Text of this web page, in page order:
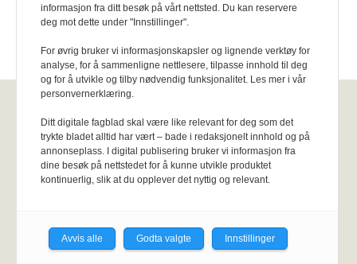
Fysioterapeuten
Kirkegata 15, Pb. 147 Sentrum, 0102
Oslo. Personvernerklæring KI-
Utgiver:Norsk Fysioterapeutforbund
Annonsere:Her er info om annonsepriser
informasjon fra ditt besøk på vårt nettsted. Du kan reservere
deg mot dette under "Innstillinger".
For øvrig bruker vi informasjonskapsler og lignende verktøy for
analyse, for å sammenligne nettlesere, tilpasse innhold til deg
og for å utvikle og tilby nødvendig funksjonalitet. Les mer i vår
personvernerklæring.
Ditt digitale fagblad skal være like relevant for deg som det
trykte bladet alltid har vært – bade i redaksjonelt innhold og på
annonseplass. I digital publisering bruker vi informasjon fra
dine besøk på nettstedet for å kunne utvikle produktet
kontinuerlig, slik at du opplever det nyttig og relevant.
Avvis alle Godta valgte Innstillinger